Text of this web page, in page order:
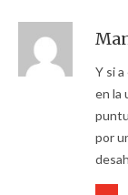
Y si
en la
por